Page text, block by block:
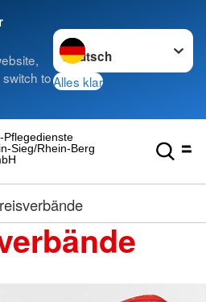
to
Sprache wechseln zu
Alles klar
Sieg/Rhein-Berg
Pflegedienste